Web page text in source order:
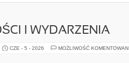
I WYDARZENIA
CZE - 5 - 2026 MOŻLIWOŚĆ